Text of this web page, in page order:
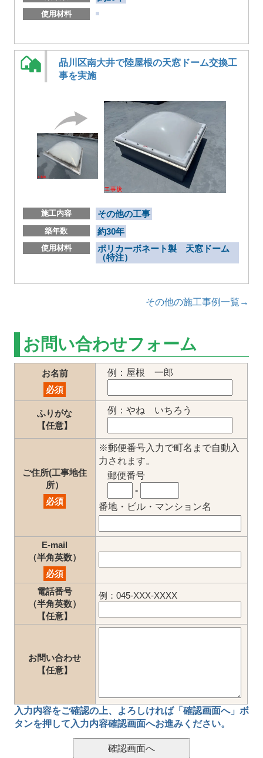
使用材料
品川区南大井で陸屋根の天窓ドーム交換工
事を実施
施工内容 その他の工事
築年数 約30年
使用材料
ポリカーボネート製 天窓ドーム
（特注）
その他の施工事例一覧→
お問い合わせフォーム
お名前
必須
例：屋根 一郎
ふりがな
【任意】
例：やね いちろう
ご住所(工事地住
所）
必須
※郵便番号入力で町名まで自動入
力されます。
郵便番号
-
番地・ビル・マンション名
E-mail
（半角英数）
必須
電話番号
（半角英数）
【任意】
例：045-XXX-XXXX
お問い合わせ
【任意】
入力内容をご確認の上、
よろしければ「確認画面へ」ボ
タンを押して 入力内容確認画面へお進みください。